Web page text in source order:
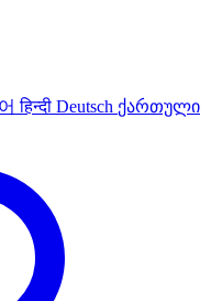
हिन्दी Deutsch ქართული